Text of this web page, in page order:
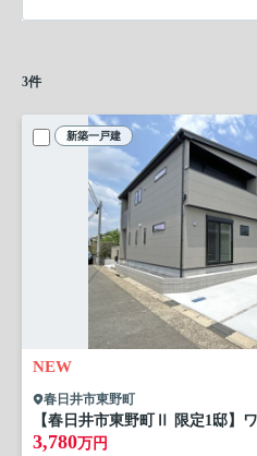
3件
新築一戸建
NEW
春日井市東野町
3,780万円